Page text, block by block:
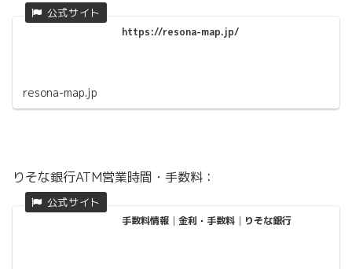
https://resona-map.jp/
resona-map.jp
りそな銀行ATM営業時間・手数料：
手数料情報│金利・手数料│りそな銀行